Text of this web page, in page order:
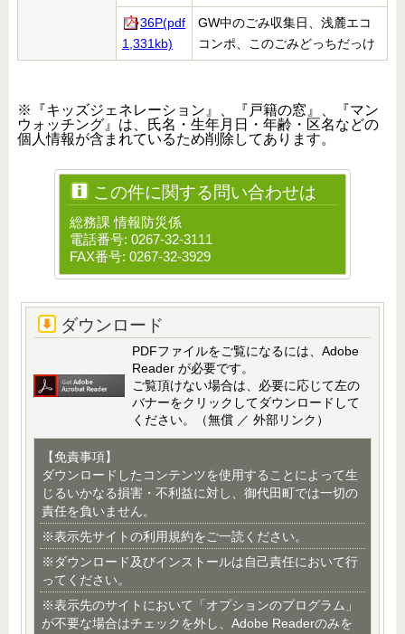
36P(pdf
1,331kb)
GW中のごみ収集日、浅麓エコ
コンポ、このごみどっちだっけ
※『キッズジェネレーション』、『戸籍の窓』、『マン
ウォッチング』は、氏名・生年月日・年齢・区名などの
個人情報が含まれているため削除してあります。
この件に関する問い合わせは
総務課 情報防災係
電話番号: 0267-32-3111
FAX番号: 0267-32-3929
ダウンロード
PDFファイルをご覧になるには、Adobe
Reader が必要です。
ご覧頂けない場合は、必要に応じて左の
バナーをクリックしてダウンロードして
ください。（無償 ／ 外部リンク）
【免責事項】
ダウンロードしたコンテンツを使用することによって生
じるいかなる損害・不利益に対し、御代田町では一切の
責任を負いません。
※表示先サイトの利用規約をご一読ください。
※ダウンロード及びインストールは自己責任において行
ってください。
※表示先のサイトにおいて「オプションのプログラム」
が不要な場合はチェックを外し、Adobe Readerのみを